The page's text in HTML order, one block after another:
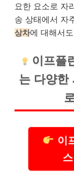
요한 요소로 자
송 상태에서 자
상차에 대해서
이프플
는 다양한
이